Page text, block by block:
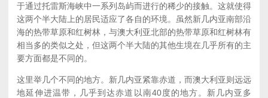
于通过托雷斯海峡中一系列岛屿而进行的稀少的接触。这就使得
这两个半大陆上的居民适应了各自的环境。虽然新几内亚南部沿
海的热带草原和红树林，与澳大利亚北部的热带草原和红树林有
相当多的类似之处，但这两个半大陆的其他生境在几乎所有的主
要方面都是不同的。
这里举几个不同的地方。新几内亚紧靠赤道，而澳大利亚则远远
地延伸进温带，几乎到达赤道以南40度的地方。新几内亚多